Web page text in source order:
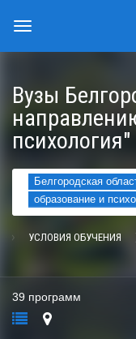
Вузы
Белгородская
образование и
УСЛОВИЯ ОБУЧЕНИЯ
39 программ